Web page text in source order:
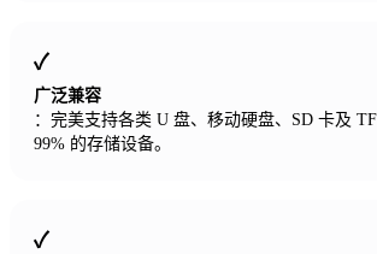
广泛兼容
：完美支持各类 U 盘、移动硬盘、SD 卡及
99% 的存储设备。